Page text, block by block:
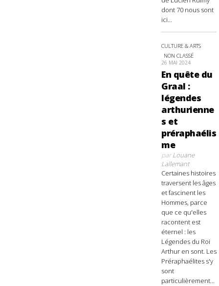
dont 70 nous sont
ici...
CULTURE & ARTS
NON CLASSÉ
26 MAI 2024
En quête du
Graal :
légendes
arthurienne
s et
préraphaélis
me
parLouane
Lallemant
Certaines histoires
traversent les âges
et fascinent les
Hommes, parce
que ce qu'elles
racontent est
éternel : les
Légendes du Roi
Arthur en sont. Les
Préraphaélites s'y
sont
particulièrement...